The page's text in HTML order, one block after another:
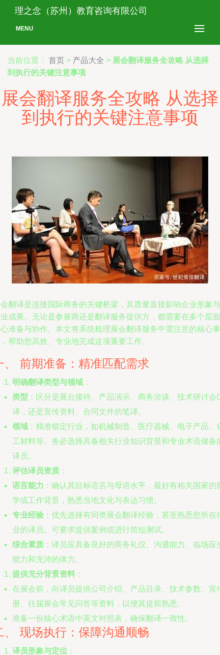
理之念（苏州）教育咨询有限公司
MENU
当前位置： 首页 > 产品大全 > 展会翻译服务全攻略 从选择
到执行的关键注意事项
展会翻译服务全攻略 从选择
到执行的关键注意事项
翻译是连接国际商务的关键桥梁，其质量直接影响企业形象与
成果。无论是参展商还是翻译服务提供方，都需要在多个层面
准备与协作。本文将系统梳理展会翻译服务中需注意的核心事
帮助您高效、专业地完成这项重要工作。
、 前期准备：精准匹配需求
明确翻译类型与领域 ：
类型 ：区分是展台接待、产品演示、商务洽谈、技术研讨会
译，还是宣传资料、合同文件的笔译。
领域 ：精准锁定行业，如机械制造、医疗器械、电子产品、
工材料等。务必选择具备相关行业知识背景和专业术语储备
译员。
评估译员资质 ：
语言能力 ：确认其目标语言与母语水平，最好有相关国家的
学或工作背景，熟悉当地文化与表达习惯。
专业经验 ：优先选择有同类展会翻译经验，甚至熟悉您所在
业的译员。可要求提供案例或进行简短测试。
综合素质 ：译员应具备良好的商务礼仪、沟通能力、临场应
能力和充沛的体力。
提供充分背景资料 ：
在展会前，向译员提供公司介绍、产品目录、技术参数、宣
册、往届展会常见问答等资料，以便其提前熟悉。
准备一份核心术语中英文对照表，确保翻译一致性。
、 现场执行：保障沟通顺畅
译员形象与定位 ：